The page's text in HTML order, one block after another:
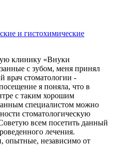
и гистохимические
клинику «Внуки
с зубом, меня принял
врач стоматологии -
я поняла, что в
с таким хорошим
специалистом можно
стоматологическую
всем посетить данный
лечения.
опытные, независимо от